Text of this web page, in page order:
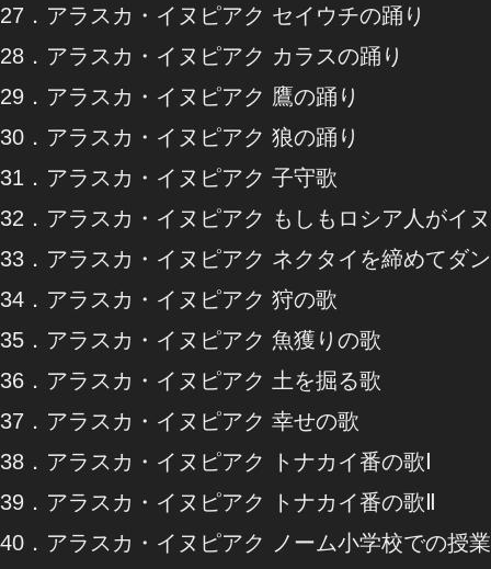
27．アラスカ・イヌピアク セイウチの踊り
28．アラスカ・イヌピアク カラスの踊り
29．アラスカ・イヌピアク 鷹の踊り
30．アラスカ・イヌピアク 狼の踊り
31．アラスカ・イヌピアク 子守歌
32．アラスカ・イヌピアク もしもロシア人がイ
33．アラスカ・イヌピアク ネクタイを締めてダ
34．アラスカ・イヌピアク 狩の歌
35．アラスカ・イヌピアク 魚獲りの歌
36．アラスカ・イヌピアク 土を掘る歌
37．アラスカ・イヌピアク 幸せの歌
38．アラスカ・イヌピアク トナカイ番の歌Ⅰ
39．アラスカ・イヌピアク トナカイ番の歌Ⅱ
40．アラスカ・イヌピアク ノーム小学校での授